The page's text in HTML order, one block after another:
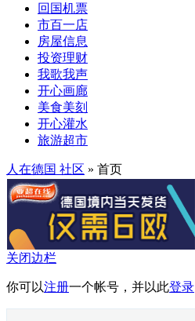
回国机票
市百一店
房屋信息
投资理财
我歌我声
开心画廊
美食美刻
开心灌水
旅游超市
人在德国 社区 » 首页
关闭边栏
你可以注册一个帐号，并以此登录